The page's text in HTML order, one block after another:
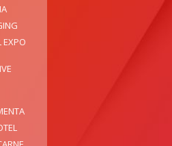
EXPO